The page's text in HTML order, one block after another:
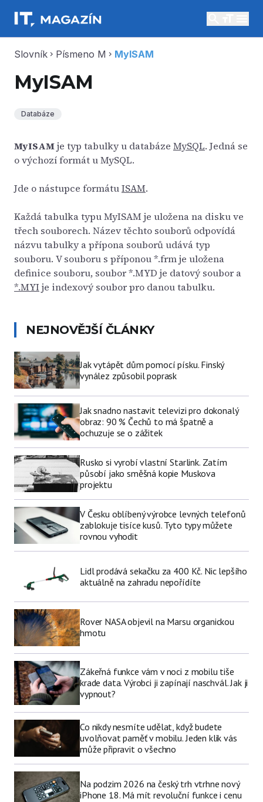
Slovník chevron_right Písmeno M chevron_right MyISAM
MyISAM
Databáze
MyISAMje typ tabulky u databáze MySQL. Jedná se
o výchozí formát u MySQL.
Jde o nástupce formátuISAM.
Každá tabulka typu MyISAM je uložena na disku ve
třech souborech. Název těchto souborů odpovídá
názvu tabulky a přípona souborů udává typ
souboru. V souboru s příponou *.frm je uložena
definice souboru, soubor *.MYD je datový soubor a
*.MYIje indexový soubor pro danou tabulku.
NEJNOVĚJŠÍ ČLÁNKY
Jak vytápět dům pomocí písku. Finský
vynález způsobil poprask
Jak snadno nastavit televizi pro dokonalý
obraz: 90 % Čechů to má špatně a
ochuzuje se o zážitek
Rusko si vyrobí vlastní Starlink. Zatím
působí jako směšná kopie Muskova
projektu
V Česku oblíbený výrobce levných telefonů
zablokuje tisíce kusů. Tyto typy můžete
rovnou vyhodit
Lidl prodává sekačku za 400 Kč. Nic lepšího
aktuálně na zahradu nepořídíte
Rover NASA objevil na Marsu organickou
hmotu
Zákeřná funkce vám v noci z mobilu tiše
krade data. Výrobci ji zapínají naschvál. Jak ji
vypnout?
Co nikdy nesmíte udělat, když budete
uvolňovat paměť v mobilu. Jeden klik vás
může připravit o všechno
Na podzim 2026 na český trh vtrhne nový
iPhone 18. Má mít revoluční funkce i cenu